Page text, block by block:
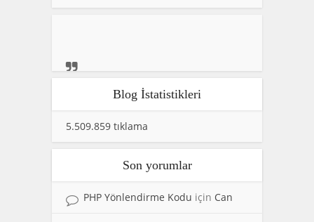
Blog İstatistikleri
5.509.859 tıklama
Son yorumlar
PHP Yönlendirme Kodu için Can